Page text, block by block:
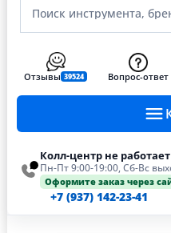
Поиск инструмента,
Отзывы 39524 Вопрос-ответ
Колл-центр не работает
Пн-Пт 9:00-19:00, Сб-Вс
Оформите заказ через
+7 (937) 142-23-41